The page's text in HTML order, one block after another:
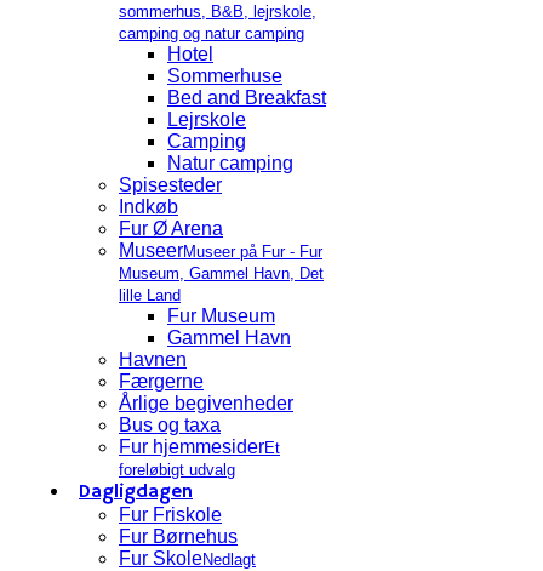
sommerhus, B&B, lejrskole,
camping og natur camping
Hotel
Sommerhuse
Bed and Breakfast
Lejrskole
Camping
Natur camping
Spisesteder
Indkøb
Fur Ø Arena
MuseerMuseer på Fur - Fur
Museum, Gammel Havn, Det
lille Land
Fur Museum
Gammel Havn
Havnen
Færgerne
Årlige begivenheder
Bus og taxa
Fur hjemmesiderEt
foreløbigt udvalg
Dagligdagen
Fur Friskole
Fur Børnehus
Fur SkoleNedlagt